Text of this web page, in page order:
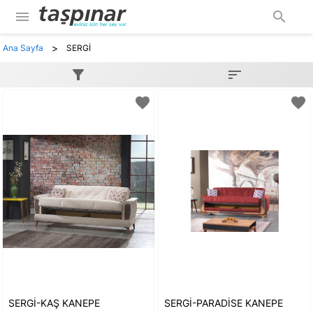
menu search
Ana Sayfa > SERGİ
filter_alt
sort
favorite
SERGİ-KAŞ KANEPE
favorite
SERGİ-PARADİSE KANEPE